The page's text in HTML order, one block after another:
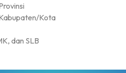
Kota
dan SLB